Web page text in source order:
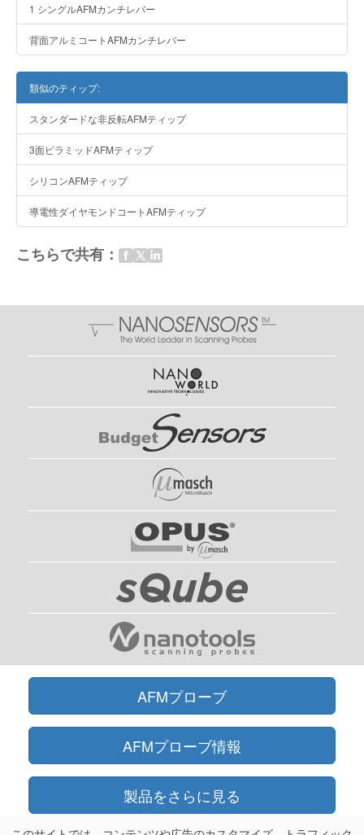
1 シングルAFMカンチレバー
背面アルミコートAFMカンチレバー
類似のティップ:
スタンダードな非反転AFMティップ
3面ピラミッドAFMティップ
シリコンAFMティップ
導電性ダイヤモンドコートAFMティップ
こちらで共有：
AFMプローブ
AFMプローブ情報
製品をさらに見る